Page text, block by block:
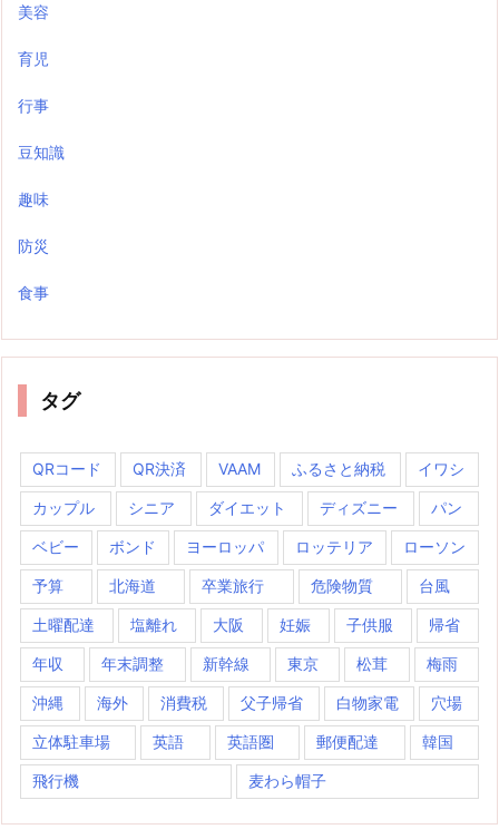
美容
育児
行事
豆知識
趣味
防災
食事
タグ
QRコード QR決済 VAAM ふるさと納税 イワシ
カップル シニア ダイエット ディズニー パン
ベビー ボンド ヨーロッパ ロッテリア ローソン
予算 北海道 卒業旅行 危険物質 台風
土曜配達 塩離れ 大阪 妊娠 子供服 帰省
年収 年末調整 新幹線 東京 松茸 梅雨
沖縄 海外 消費税 父子帰省 白物家電 穴場
立体駐車場 英語 英語圏 郵便配達 韓国
飛行機 麦わら帽子